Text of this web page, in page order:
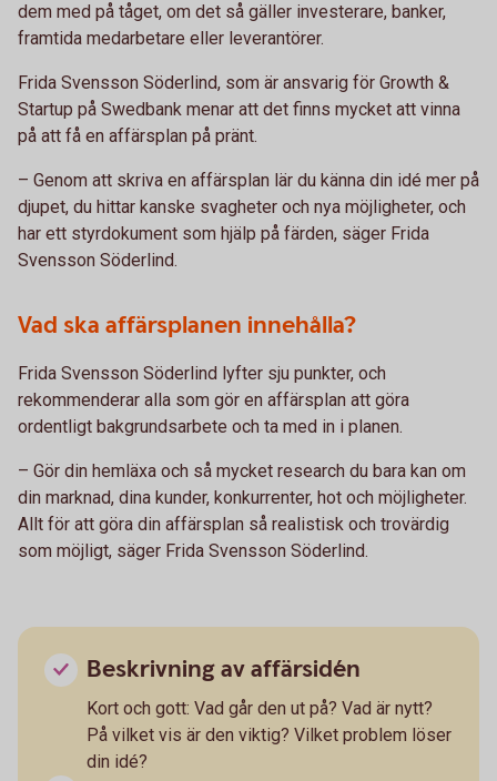
dem med på tåget, om det så gäller investerare, banker,
framtida medarbetare eller leverantörer.
Frida Svensson Söderlind, som är ansvarig för Growth &
Startup på Swedbank menar att det finns mycket att vinna
på att få en affärsplan på pränt.
– Genom att skriva en affärsplan lär du känna din idé mer på
djupet, du hittar kanske svagheter och nya möjligheter, och
har ett styrdokument som hjälp på färden, säger Frida
Svensson Söderlind.
Vad ska affärsplanen innehålla?
Frida Svensson Söderlind lyfter sju punkter, och
rekommenderar alla som gör en affärsplan att göra
ordentligt bakgrundsarbete och ta med in i planen.
– Gör din hemläxa och så mycket research du bara kan om
din marknad, dina kunder, konkurrenter, hot och möjligheter.
Allt för att göra din affärsplan så realistisk och trovärdig
som möjligt, säger Frida Svensson Söderlind.
Beskrivning av affärsidén
Kort och gott: Vad går den ut på? Vad är nytt?
På vilket vis är den viktig? Vilket problem löser
din idé?